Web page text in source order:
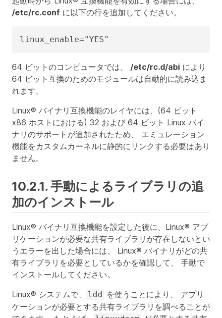
/etc/rc.conf に以下の行を追加してください。
linux_enable="YES"
64 ビットのコンピュータでは、 /etc/rc.d/abi により
64 ビット互換のためのモジュールは自動的に読み込ま
れます。
Linux® バイナリ互換機能のレイヤには、(64 ビット
x86 ホストにおける) 32 および 64 ビット Linux バイ
ナリのサポートが追加されたため、 エミュレーション
機能をカスタムカーネルに静的にリンクする必要はあり
ません。
10.2.1. 手動によるライブラリの追
加のインストール
Linux® バイナリ互換機能を設定した後に、Linux® アプ
リケーションが必要な共有ライブラリが存在しないとい
うエラーを出した場合には、 Linux® バイナリがどの共
有ライブラリを必要としているかを確認して、 手動で
インストールしてください。
Linux® システムで、
ldd を使うことにより、 アプリ
ケーションが必要とする共有ライブラリを調べることが